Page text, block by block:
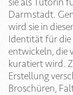
Darmstadt.
wird sie in
Identität für
entwickeln, die
kuratiert wird.
Erstellung
Broschüren,